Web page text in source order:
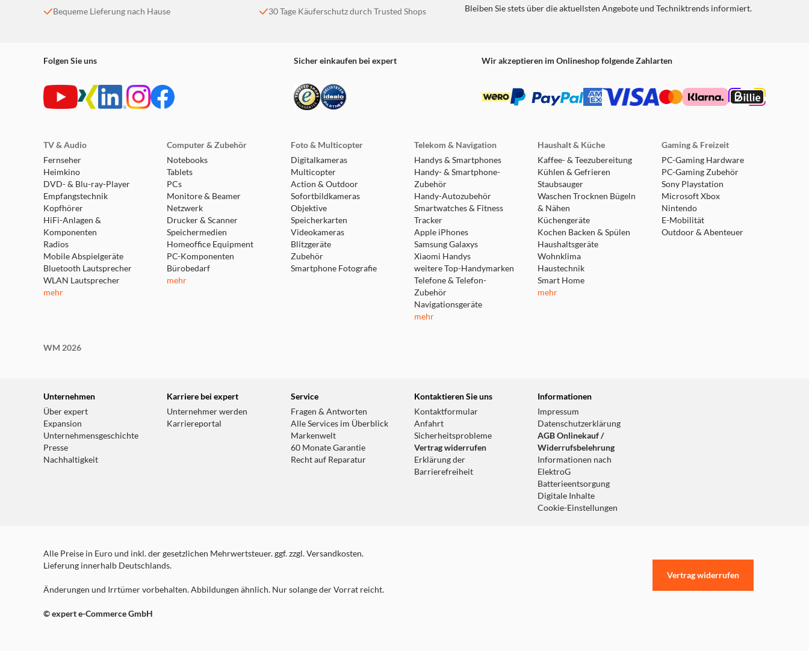
Bequeme Lieferung nach Hause
30 Tage Käuferschutz durch Trusted Shops
Bleiben Sie stets über die aktuellsten Angebote und Techniktrends informiert.
Folgen Sie uns Sicher einkaufen bei expert Wir akzeptieren im Onlineshop folgende Zahlarten
TV & Audio
Fernseher
Heimkino
DVD- & Blu-ray-Player
Empfangstechnik
Kopfhörer
HiFi-Anlagen &
Komponenten
Radios
Mobile Abspielgeräte
Bluetooth Lautsprecher
WLAN Lautsprecher
mehr
Computer & Zubehör
Notebooks
Tablets
PCs
Monitore & Beamer
Netzwerk
Drucker & Scanner
Speichermedien
Homeoffice Equipment
PC-Komponenten
Bürobedarf
mehr
Foto & Multicopter
Digitalkameras
Multicopter
Action & Outdoor
Sofortbildkameras
Objektive
Speicherkarten
Videokameras
Blitzgeräte
Zubehör
Smartphone Fotografie
Telekom & Navigation
Handys & Smartphones
Handy- & Smartphone-
Zubehör
Handy-Autozubehör
Smartwatches & Fitness
Tracker
Apple iPhones
Samsung Galaxys
Xiaomi Handys
weitere Top-Handymarken
Telefone & Telefon-
Zubehör
Navigationsgeräte
mehr
Haushalt & Küche
Kaffee- & Teezubereitung
Kühlen & Gefrieren
Staubsauger
Waschen Trocknen Bügeln
& Nähen
Küchengeräte
Kochen Backen & Spülen
Haushaltsgeräte
Wohnklima
Haustechnik
Smart Home
mehr
Gaming & Freizeit
PC-Gaming Hardware
PC-Gaming Zubehör
Sony Playstation
Microsoft Xbox
Nintendo
E-Mobilität
Outdoor & Abenteuer
WM 2026
Unternehmen
Über expert
Expansion
Unternehmensgeschichte
Presse
Nachhaltigkeit
Karriere bei expert
Unternehmer werden
Karriereportal
Service
Fragen & Antworten
Alle Services im Überblick
Markenwelt
60 Monate Garantie
Recht auf Reparatur
Kontaktieren Sie uns
Kontaktformular
Anfahrt
Sicherheitsprobleme
Vertrag widerrufen
Erklärung der
Barrierefreiheit
Informationen
Impressum
Datenschutzerklärung
AGB Onlinekauf /
Widerrufsbelehrung
Informationen nach
ElektroG
Batterieentsorgung
Digitale Inhalte
Cookie-Einstellungen
Alle Preise in Euro und inkl. der gesetzlichen Mehrwertsteuer. ggf. zzgl. Versandkosten.
Lieferung innerhalb Deutschlands.
Änderungen und Irrtümer vorbehalten. Abbildungen ähnlich. Nur solange der Vorrat reicht.
© expert e-Commerce GmbH
Vertrag widerrufen